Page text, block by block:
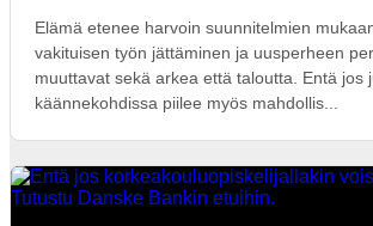
Elämä etenee harvoin suunnitelmien
vakituisen työn jättäminen ja uusperheen
muuttavat sekä arkea että taloutta. Entä jos
käännekohdissa piilee myös mahdollis...